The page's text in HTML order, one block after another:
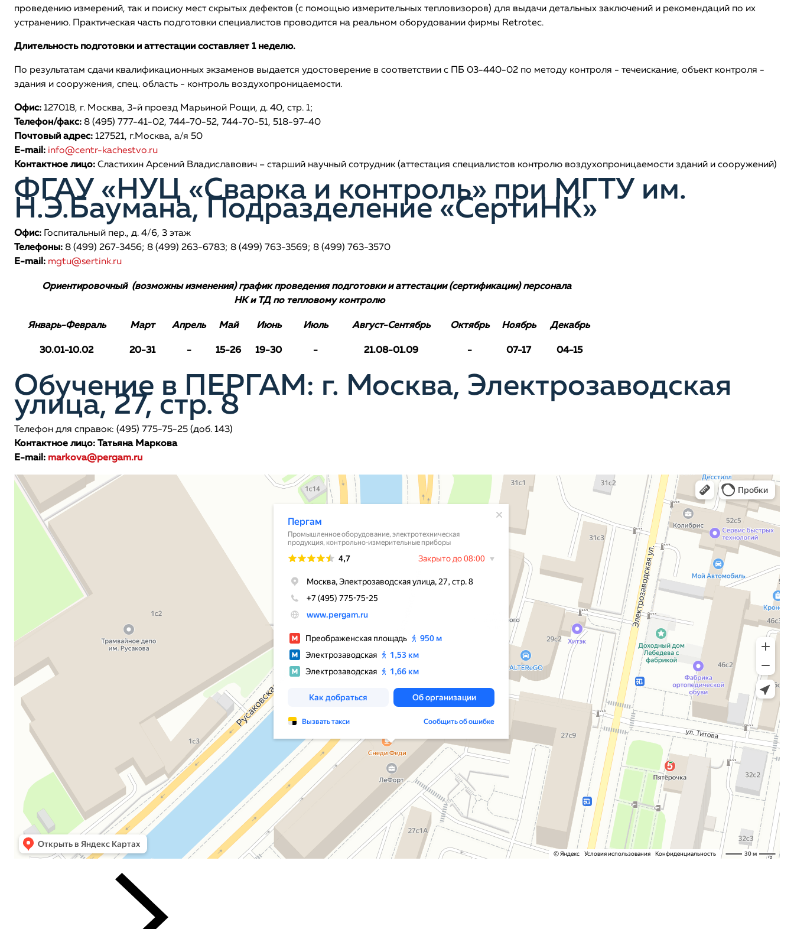
проведению измерений, так и поиску мест скрытых дефектов (с помощью измерительных тепловизоров) для выдачи детальных заключений и рекомендаций по их
устранению. Практическая часть подготовки специалистов проводится на реальном оборудовании фирмы Retrotec.
Длительность подготовки и аттестации составляет 1 неделю.
По результатам сдачи квалификационных экзаменов выдается удостоверение в соответствии с ПБ 03-440-02 по методу контроля - течеискание, объект контроля -
здания и сооружения, спец. область - контроль воздухопроницаемости.
Офис: 127018, г. Москва, 3-й проезд Марьиной Рощи, д. 40, стр. 1;
Телефон/факс: 8 (495) 777-41-02, 744-70-52, 744-70-51, 518-97-40
Почтовый адрес: 127521, г.Москва, а/я 50
E-mail: info@centr-kachestvo.ru
Контактное лицо: Сластихин Арсений Владиславович – старший научный сотрудник (аттестация специалистов контролю воздухопроницаемости зданий и сооружений)
ФГАУ «НУЦ «Сварка и контроль» при МГТУ им.
Н.Э.Баумана, Подразделение «СертиНК»
Офис: Госпитальный пер., д. 4/6, 3 этаж
Телефоны: 8 (499) 267-3456; 8 (499) 263-6783; 8 (499) 763-3569; 8 (499) 763-3570
E-mail: mgtu@sertink.ru
Ориентировочный (возможны изменения) график проведения подготовки и аттестации (сертификации) персонала
НК и ТД по тепловому контролю
Январь-Февраль Март Апрель Май Июнь Июль Август-Сентябрь Октябрь Ноябрь Декабрь
30.01-10.02 20-31 - 15-26 19-30 - 21.08-01.09 - 07-17 04-15
Обучение в ПЕРГАМ: г. Москва, Электрозаводская
улица, 27, стр. 8
Телефон для справок: (495) 775-75-25 (доб. 143)
Контактное лицо: Татьяна Маркова
E-mail: markova@pergam.ru
Пергам
Электротехническая продукция в Москве
Контрольно-измерительные приборы в Москве